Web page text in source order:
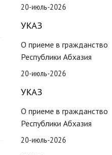
20-июль-2026
УКАЗ
О приеме в гражданство
Республики Абхазия
20-июль-2026
УКАЗ
О приеме в гражданство
Республики Абхазия
20-июль-2026